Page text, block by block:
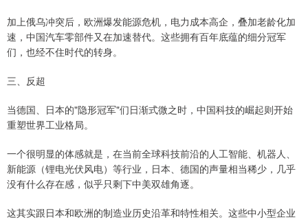
加上俄乌冲突后，欧洲爆发能源危机，电力成本高企，叠加老龄化加
速，中国汽车零部件又在加速替代。这些拥有百年底蕴的细分冠军
们，也经不住时代的转身。
三、反超
当德国、日本的"隐形冠军"们日渐式微之时，中国科技的崛起则开始
重塑世界工业格局。
一个很明显的体感就是，在当前全球科技前沿的人工智能、机器人、
新能源（锂电光伏风电）等行业，日本、德国的声量相当稀少，几乎
没有什么存在感，似乎只剩下中美双雄角逐。
这其实跟日本和欧洲的制造业历史沿革和特性相关。这些中小型企业